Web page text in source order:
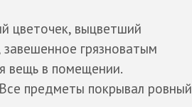
цветочек, выцветший
грязноватым
вещь в помещении.
предметы покрывал ровный